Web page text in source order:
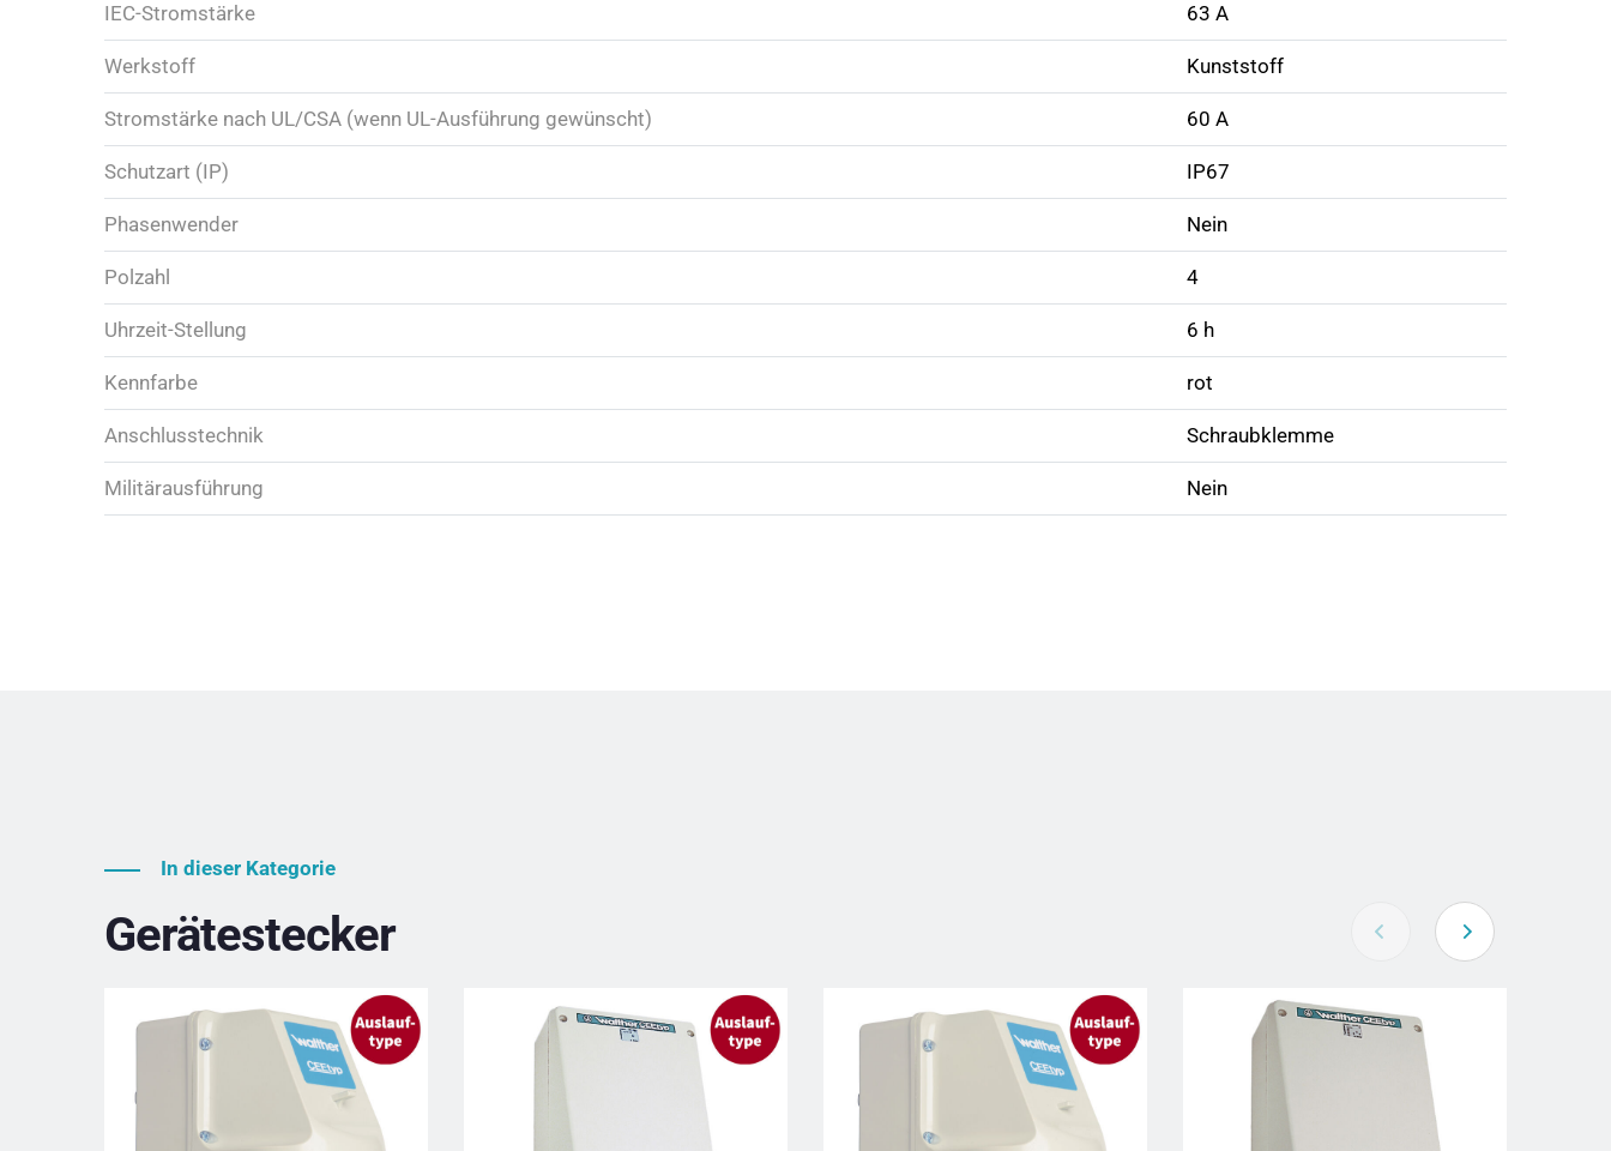
IEC-Stromstärke 63 A
Werkstoff Kunststoff
Stromstärke nach UL/CSA (wenn UL-Ausführung gewünscht) 60 A
Schutzart (IP) IP67
Phasenwender Nein
Polzahl 4
Uhrzeit-Stellung 6 h
Kennfarbe rot
Anschlusstechnik Schraubklemme
Militärausführung Nein
In dieser Kategorie
Gerätestecker